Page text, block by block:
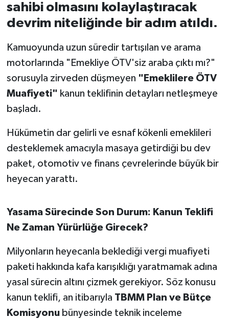
sahibi olmasını kolaylaştıracak
devrim niteliğinde bir adım atıldı.
Kamuoyunda uzun süredir tartışılan ve arama
motorlarında "Emekliye ÖTV'siz araba çıktı mı?"
sorusuyla zirveden düşmeyen "Emeklilere ÖTV
Muafiyeti" kanun teklifinin detayları netleşmeye
başladı.
Hükümetin dar gelirli ve esnaf kökenli emeklileri
desteklemek amacıyla masaya getirdiği bu dev
paket, otomotiv ve finans çevrelerinde büyük bir
heyecan yarattı.
Yasama Sürecinde Son Durum: Kanun Teklifi
Ne Zaman Yürürlüğe Girecek?
Milyonların heyecanla beklediği vergi muafiyeti
paketi hakkında kafa karışıklığı yaratmamak adına
yasal sürecin altını çizmek gerekiyor. Söz konusu
kanun teklifi, an itibarıyla TBMM Plan ve Bütçe
Komisyonubünyesinde teknik inceleme
İvrindi
KENT GÜNDEMİ
KÜLTÜR-SANAT
Manyas
OLAY
Resmi İlanlar